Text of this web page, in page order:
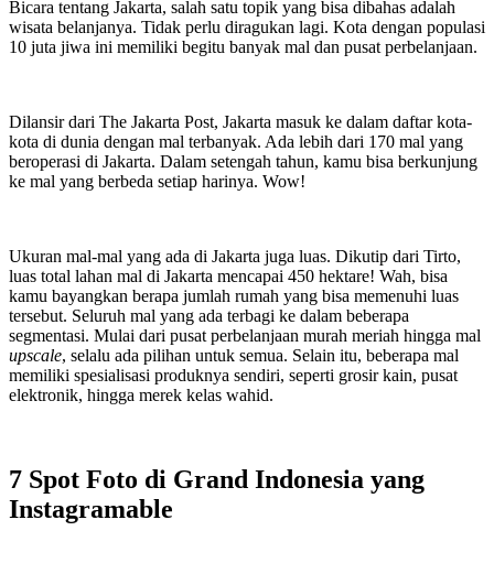
Bicara tentang Jakarta, salah satu topik yang bisa dibahas adalah
wisata belanjanya. Tidak perlu diragukan lagi. Kota dengan populasi
10 juta jiwa ini memiliki begitu banyak mal dan pusat perbelanjaan.
Dilansir dari The Jakarta Post, Jakarta masuk ke dalam daftar kota-
kota di dunia dengan mal terbanyak. Ada lebih dari 170 mal yang
beroperasi di Jakarta. Dalam setengah tahun, kamu bisa berkunjung
ke mal yang berbeda setiap harinya. Wow!
Ukuran mal-mal yang ada di Jakarta juga luas. Dikutip dari Tirto,
luas total lahan mal di Jakarta mencapai 450 hektare! Wah, bisa
kamu bayangkan berapa jumlah rumah yang bisa memenuhi luas
tersebut. Seluruh mal yang ada terbagi ke dalam beberapa
segmentasi. Mulai dari pusat perbelanjaan murah meriah hingga mal
upscale, selalu ada pilihan untuk semua. Selain itu, beberapa mal
memiliki spesialisasi produknya sendiri, seperti grosir kain, pusat
elektronik, hingga merek kelas wahid.
7 Spot Foto di Grand Indonesia yang
Instagramable